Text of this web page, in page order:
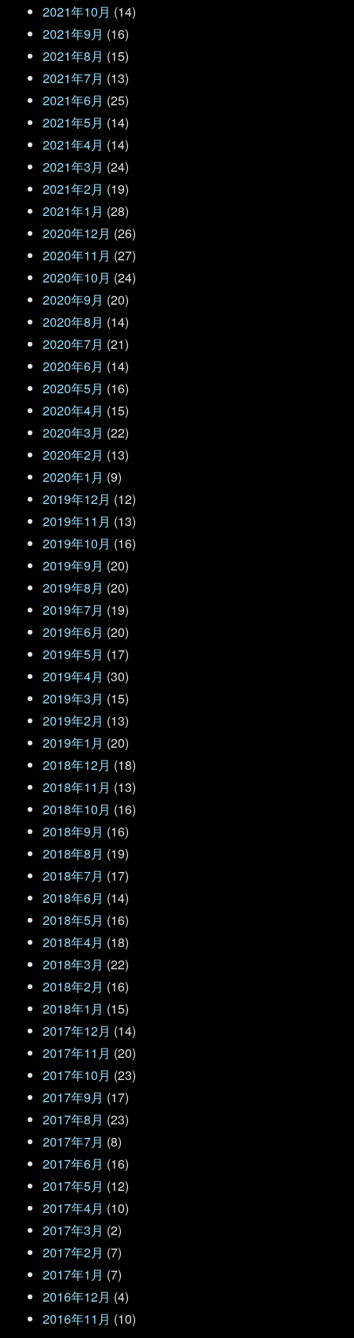
2021年10月 (14)
2021年9月 (16)
2021年8月 (15)
2021年7月 (13)
2021年6月 (25)
2021年5月 (14)
2021年4月 (14)
2021年3月 (24)
2021年2月 (19)
2021年1月 (28)
2020年12月 (26)
2020年11月 (27)
2020年10月 (24)
2020年9月 (20)
2020年8月 (14)
2020年7月 (21)
2020年6月 (14)
2020年5月 (16)
2020年4月 (15)
2020年3月 (22)
2020年2月 (13)
2020年1月 (9)
2019年12月 (12)
2019年11月 (13)
2019年10月 (16)
2019年9月 (20)
2019年8月 (20)
2019年7月 (19)
2019年6月 (20)
2019年5月 (17)
2019年4月 (30)
2019年3月 (15)
2019年2月 (13)
2019年1月 (20)
2018年12月 (18)
2018年11月 (13)
2018年10月 (16)
2018年9月 (16)
2018年8月 (19)
2018年7月 (17)
2018年6月 (14)
2018年5月 (16)
2018年4月 (18)
2018年3月 (22)
2018年2月 (16)
2018年1月 (15)
2017年12月 (14)
2017年11月 (20)
2017年10月 (23)
2017年9月 (17)
2017年8月 (23)
2017年7月 (8)
2017年6月 (16)
2017年5月 (12)
2017年4月 (10)
2017年3月 (2)
2017年2月 (7)
2017年1月 (7)
2016年12月 (4)
2016年11月 (10)